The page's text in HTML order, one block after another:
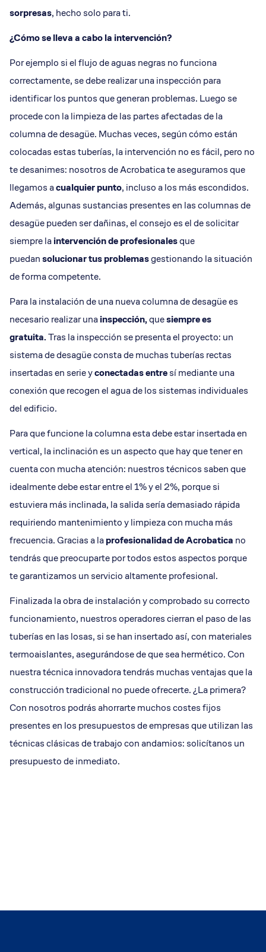
sorpresas, hecho solo para ti.
¿Cómo se lleva a cabo la intervención?
Por ejemplo si el flujo de aguas negras no funciona
correctamente, se debe realizar una inspección para
identificar los puntos que generan problemas. Luego se
procede con la limpieza de las partes afectadas de la
columna de desagüe. Muchas veces, según cómo están
colocadas estas tuberías, la intervención no es fácil, pero no
te desanimes: nosotros de Acrobatica te aseguramos que
llegamos acualquier punto, incluso a los más escondidos.
Además, algunas sustancias presentes en las columnas de
desagüe pueden ser dañinas, el consejo es el de solicitar
siempre laintervención de profesionalesque
puedansolucionar tus problemasgestionando la situación
de forma competente.
Para la instalación de una nueva columna de desagüe es
necesario realizar unainspección,quesiempre es
gratuita.Tras la inspección se presenta el proyecto: un
sistema de desagüe consta de muchas tuberías rectas
insertadas en serie yconectadas entresí mediante una
conexión que recogen el agua de los sistemas individuales
del edificio.
Para que funcione la columna esta debe estar insertada en
vertical, la inclinación es un aspecto que hay que tener en
cuenta con mucha atención: nuestros técnicos saben que
idealmente debe estar entre el 1% y el 2%, porque si
estuviera más inclinada, la salida sería demasiado rápida
requiriendo mantenimiento y limpieza con mucha más
frecuencia. Gracias a laprofesionalidad de Acrobatica no
tendrás que preocuparte por todos estos aspectos porque
te garantizamos un servicio altamente profesional.
Finalizada la obra de instalación y comprobado su correcto
funcionamiento, nuestros operadores cierran el paso de las
tuberías en las losas, si se han insertado así, con materiales
termoaislantes, asegurándose de que sea hermético. Con
nuestra técnica innovadora tendrás muchas ventajas que la
construcción tradicional no puede ofrecerte. ¿La primera?
Con nosotros podrás ahorrarte muchos costes fijos
presentes en los presupuestos de empresas que utilizan las
técnicas clásicas de trabajo con andamios: solicítanos un
presupuesto de inmediato.